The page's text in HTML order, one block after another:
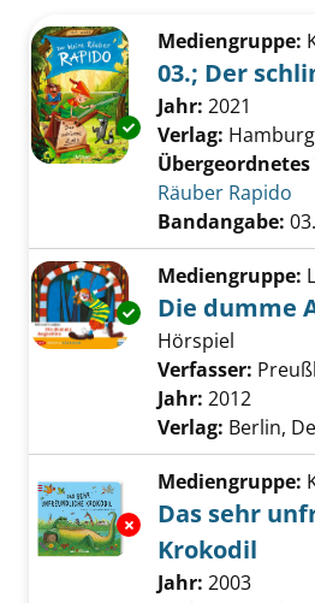
Zu den Suchfiltern springen
Exemplar-Details
Mediengruppe:
03.; Der
Suche nach
Jahr: 2021
Verlag:
Übergeordnetes
Räuber Rapido
Bandangabe: 03.
Exemplar-Details
Mediengruppe:
Die dumme
Hörspiel
Verfasser:
Jahr: 2012
Verlag: Berlin,
Exemplar-Details
Mediengruppe:
Das sehr
Krokodil
Suche nach
Jahr: 2003